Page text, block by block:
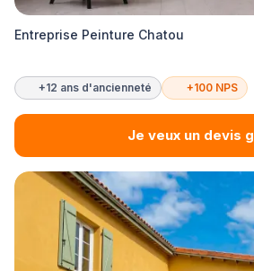
Entreprise Peinture Chatou
+12 ans d'ancienneté +100 NPS
Je veux un devis